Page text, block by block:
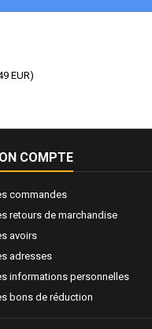
EUR)
COMPTE
commandes
retours de marchandise
avoirs
adresses
informations personnelles
bons de réduction